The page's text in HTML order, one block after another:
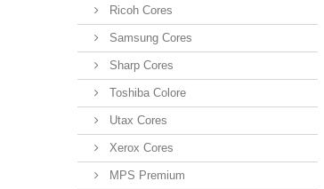
Ricoh Cores
Samsung Cores
Sharp Cores
Toshiba Colore
Utax Cores
Xerox Cores
MPS Premium